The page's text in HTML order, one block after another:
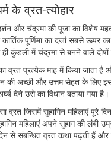
के व्रत-त्योहार
और चंद्रमा की पूजा का विशेष
कार्तिक पूर्णिमा का दर्जा सबसे
कुंडली में चंद्रमा से बनने वाले दोषों
व्रत प्रत्येक माह में किया जाता
की अच्छी और उत्तम सेहत के लिए
देने उसे का विधान बताया गया है।
व्रत जिसमें सुहागिन महिलाएं पूरे
महिलाएं अपने सुहाग की लंबी
से संबन्धित व्रत कथा पढ़ती हैं